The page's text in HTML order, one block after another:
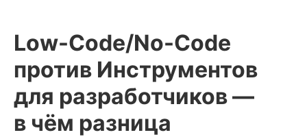
Low-Code/No-Code
против Инструментов
для разработчиков —
в чём разница